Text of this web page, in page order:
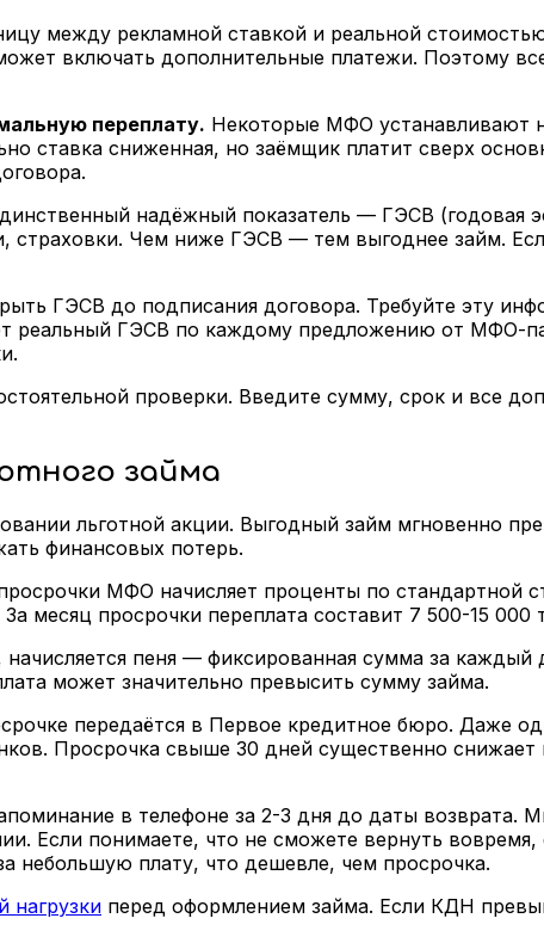
между рекламной ставкой и реальной
включать дополнительные платежи. Поэтому
переплату. Некоторые МФО устанавливают
ставка сниженная, но заёмщик платит сверх
надёжный показатель — ГЭСВ (годовая
страховки. Чем ниже ГЭСВ — тем выгоднее займ.
ГЭСВ до подписания договора. Требуйте эту
реальный ГЭСВ по каждому предложению от МФО-
проверки. Введите сумму, срок и все
займа
льготной акции. Выгодный займ мгновенно
финансовых потерь.
МФО начисляет проценты по
месяц просрочки переплата составит 7 500-15 000
пеня — фиксированная сумма за каждый
может значительно превысить сумму займа.
передаётся в Первое кредитное бюро. Даже
Просрочка свыше 30 дней существенно
в телефоне за 2-3 дня до даты
Если понимаете, что не сможете вернуть
небольшую плату, что дешевле, чем просрочка.
нагрузки перед оформлением займа. Если КДН